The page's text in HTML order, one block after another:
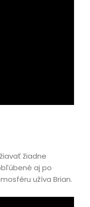
žiadne
aj po
užíva Brian.